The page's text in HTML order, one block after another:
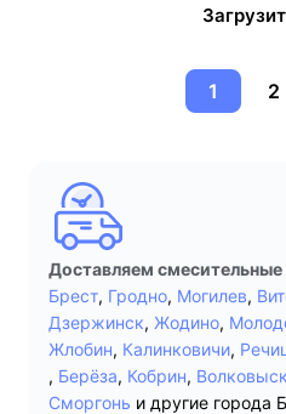
1 2
Доставляем смесительные
Брест, Гродно, Могилев,
Дзержинск, Жодино,
Жлобин, Калинковичи,
, Берёза, Кобрин, Волковыск
Сморгонь и другие города